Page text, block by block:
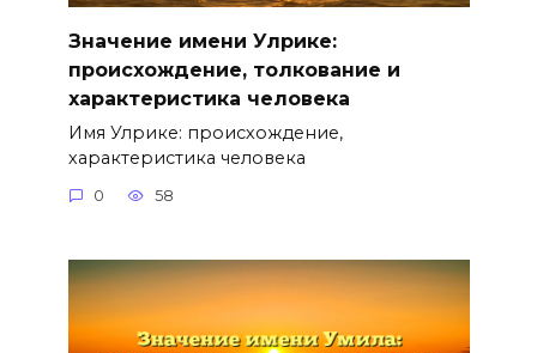
Значение имени Улрике:
происхождение, толкование и
характеристика человека
Имя Улрике: происхождение,
характеристика человека
0 58